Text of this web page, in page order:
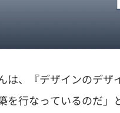
は、『デザインのデ
を行なっているのだ